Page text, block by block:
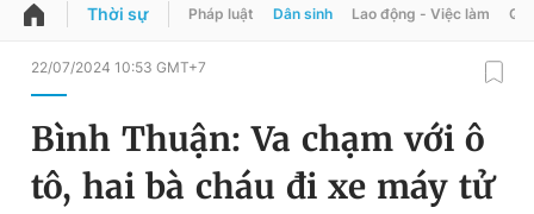
QUẢNG CÁO
Chuyên mục
Đổi mật khẩu
Tin đã lưu
Thời sự Pháp luật Dân sinh Lao động - Việc làm
22/07/2024 10:53 GMT+7
Bình Thuận: Va chạm với ô
tô, hai bà cháu đi xe máy tử